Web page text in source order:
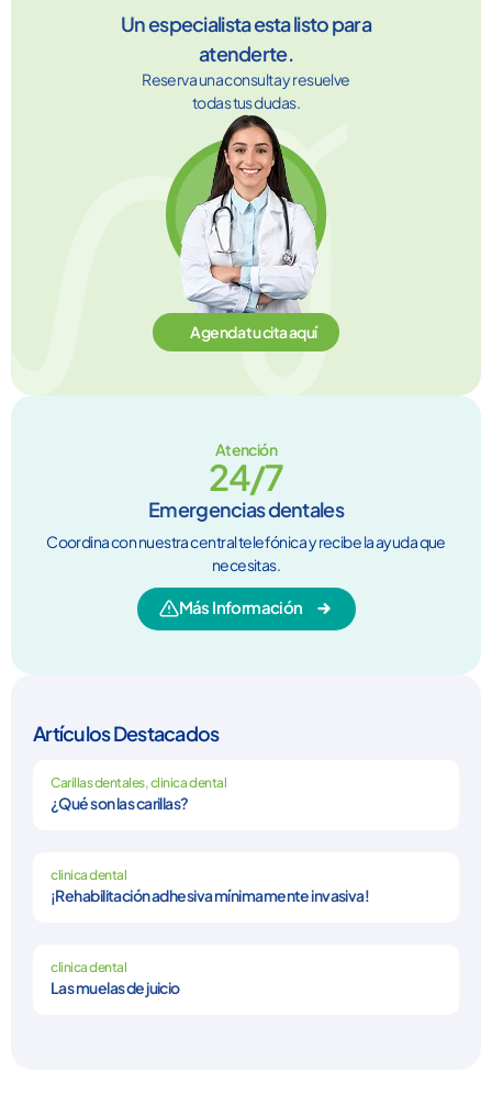
Un especialista esta listo para
atenderte.
Reserva una consulta y resuelve
todas tus dudas.
Agenda tu cita aquí
Atención
24/7
Emergencias dentales
Coordina con nuestra central telefónica y recibe la ayuda que
necesitas.
Más Información
Artículos Destacados
Carillas dentales,clinica dental
¿Qué son las carillas?
clinica dental
¡Rehabilitación adhesiva mínimamente invasiva!
clinica dental
Las muelas de juicio